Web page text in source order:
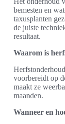
bemesten en
taxusplanten
de juiste
resultaat.
Waarom is
voorbereidt op
maakt ze
maanden.
Wanneer en